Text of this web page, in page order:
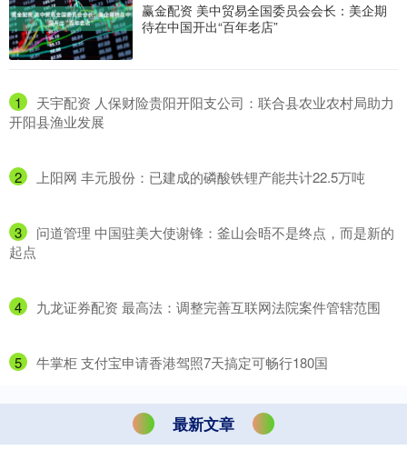
赢金配资 美中贸易全国委员会会长：美企期
待在中国开出“百年老店”
1
​天宇配资 人保财险贵阳开阳支公司：联合县农业农村局助力
开阳县渔业发展
2 ​上阳网 丰元股份：已建成的磷酸铁锂产能共计22.5万吨
3
​问道管理 中国驻美大使谢锋：釜山会晤不是终点，而是新的
起点
4 ​九龙证券配资 最高法：调整完善互联网法院案件管辖范围
5 ​牛掌柜 支付宝申请香港驾照7天搞定可畅行180国
最新文章